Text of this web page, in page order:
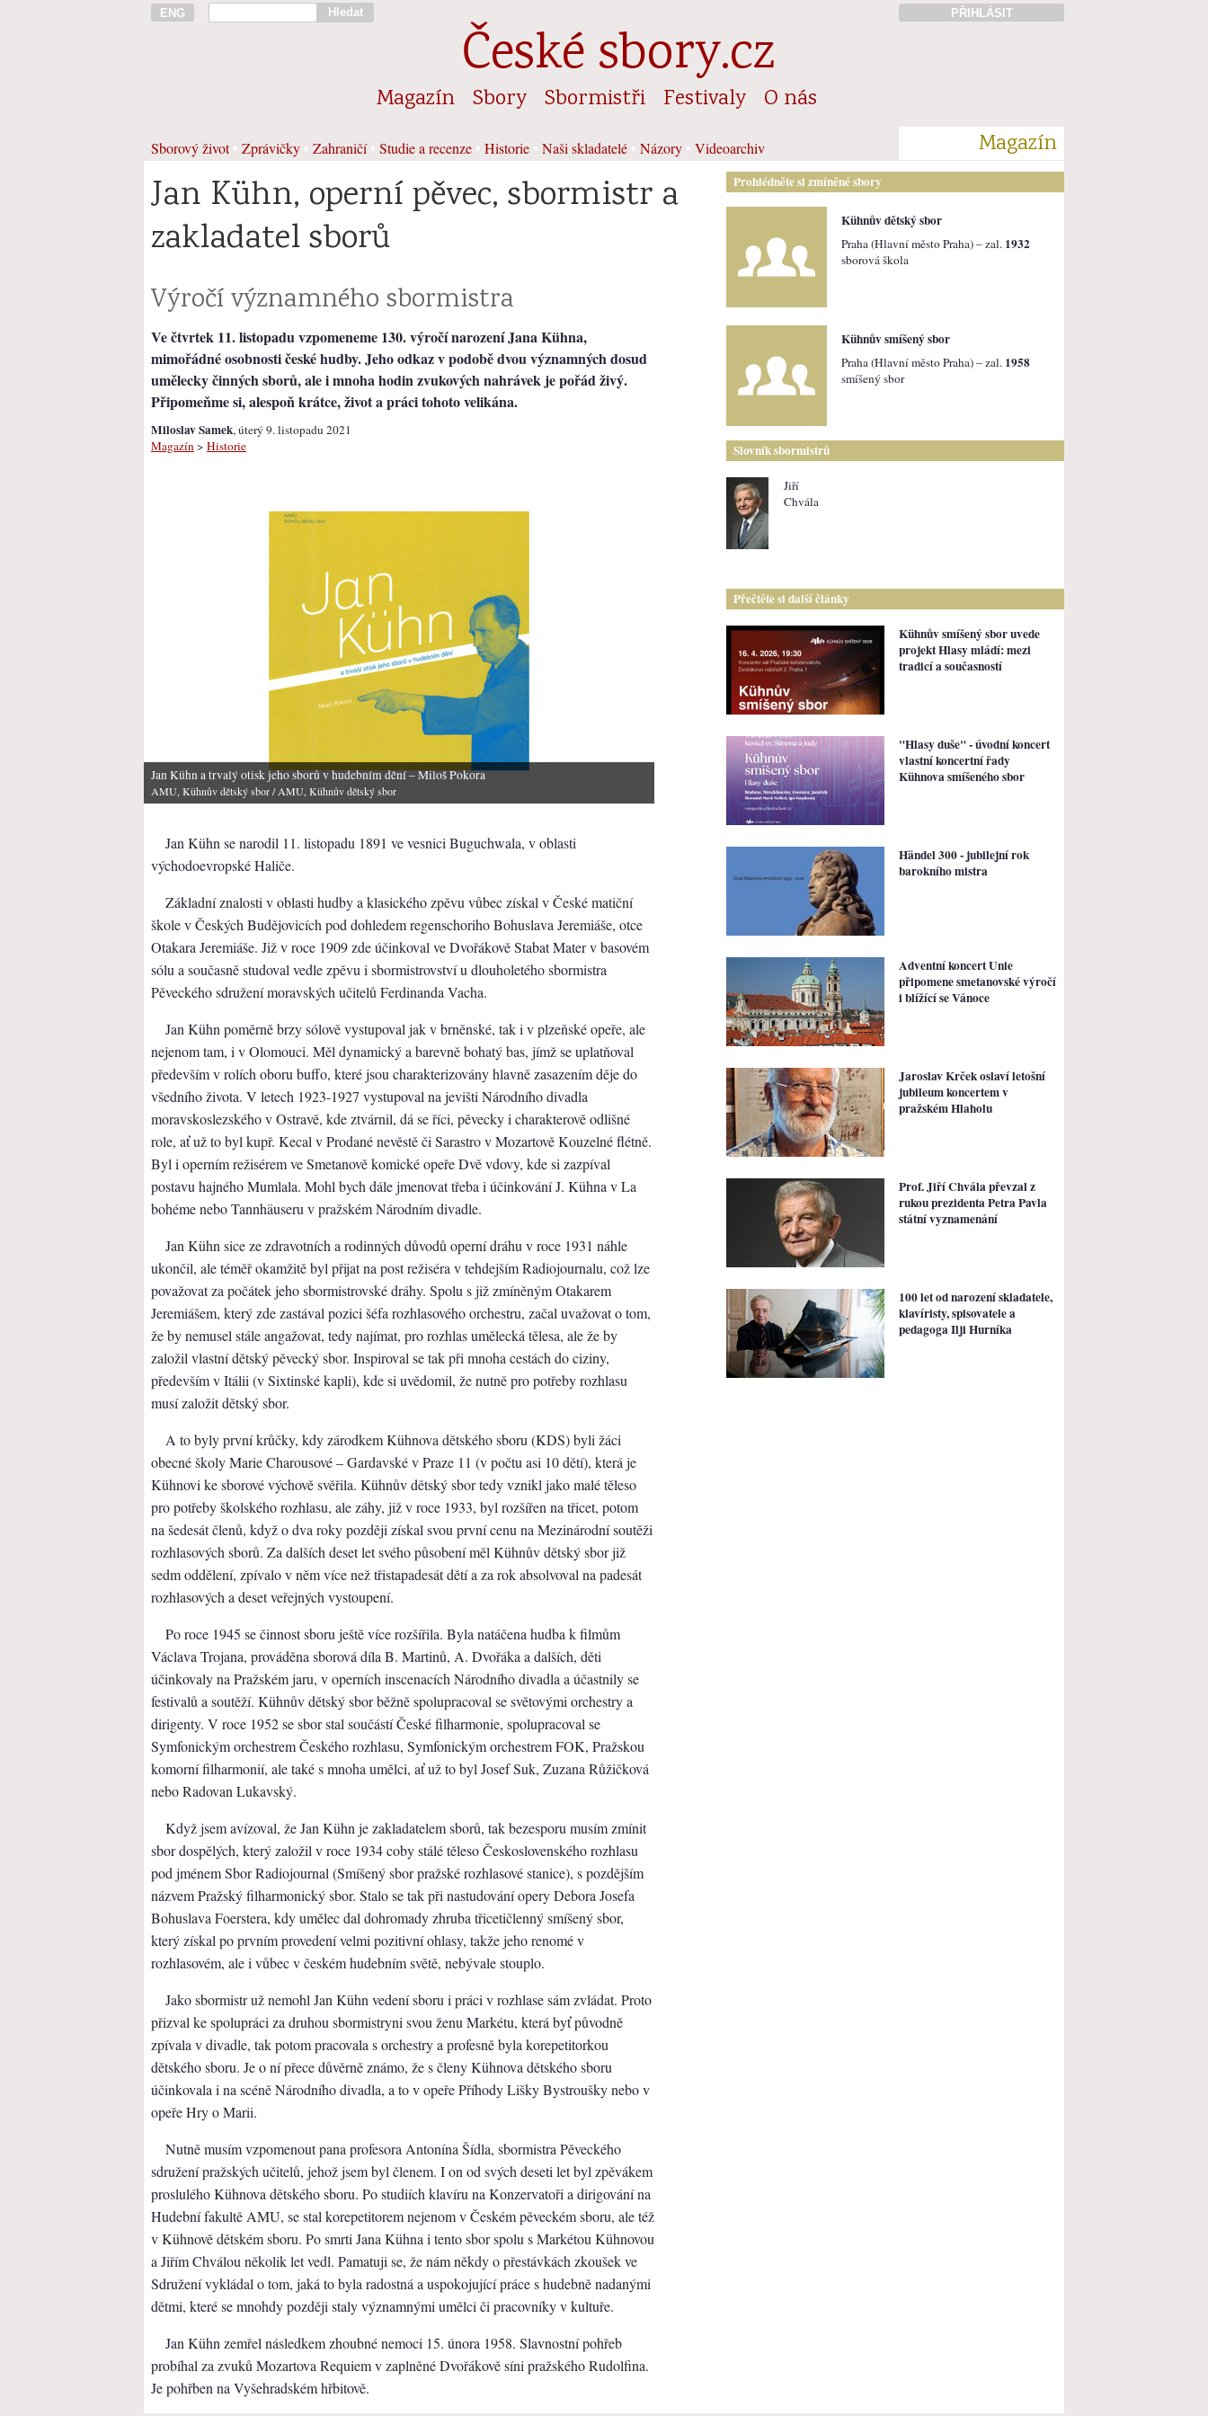
ENG Hledat PŘIHLÁSIT
České sbory.cz
Magazín Sbory Sbormistři Festivaly O nás
Sborový život• Zprávičky Zahraničí• Studie a recenze Historie Naši skladatelé Názory Videoarchiv Magazín
Jan Kühn, operní pěvec, sbormistr a
zakladatel sborů
Výročí významného sbormistra
Ve čtvrtek 11. listopadu vzpomeneme 130. výročí narození Jana Kühna,
mimořádné osobnosti české hudby. Jeho odkaz v podobě dvou významných dosud
umělecky činných sborů, ale i mnoha hodin zvukových nahrávek je pořád živý.
Připomeňme si, alespoň krátce, život a práci tohoto velikána.
Miloslav Samek, úterý 9. listopadu 2021
Magazín > Historie
Jan Kühn a trvalý otisk jeho sborů v hudebním dění – Miloš Pokora
AMU, Kühnův dětský sbor/ AMU, Kühnův dětský sbor
Jan Kühn se narodil 11. listopadu 1891 ve vesnici Buguchwala, v oblasti
východoevropské Haliče.
Základní znalosti v oblasti hudby a klasického zpěvu vůbec získal v České matiční
škole v Českých Budějovicích pod dohledem regenschoriho Bohuslava Jeremiáše, otce
Otakara Jeremiáše. Již v roce 1909 zde účinkoval ve Dvořákově Stabat Mater v basovém
sólu a současně studoval vedle zpěvu i sbormistrovství u dlouholetého sbormistra
Pěveckého sdružení moravských učitelů Ferdinanda Vacha.
Jan Kühn poměrně brzy sólově vystupoval jak v brněnské, tak i v plzeňské opeře, ale
nejenom tam, i v Olomouci. Měl dynamický a barevně bohatý bas, jímž se uplatňoval
především v rolích oboru buffo, které jsou charakterizovány hlavně zasazením děje do
všedního života. V letech 1923-1927 vystupoval na jevišti Národního divadla
moravskoslezského v Ostravě, kde ztvárnil, dá se říci, pěvecky i charakterově odlišné
role, ať už to byl kupř. Kecal v Prodané nevěstě či Sarastro v Mozartově Kouzelné flétně.
Byl i operním režisérem ve Smetanově komické opeře Dvě vdovy, kde si zazpíval
postavu hajného Mumlala. Mohl bych dále jmenovat třeba i účinkování J. Kühna v La
bohéme nebo Tannhäuseru v pražském Národním divadle.
Jan Kühn sice ze zdravotních a rodinných důvodů operní dráhu v roce 1931 náhle
ukončil, ale téměř okamžitě byl přijat na post režiséra v tehdejším Radiojournalu, což lze
považovat za počátek jeho sbormistrovské dráhy. Spolu s již zmíněným Otakarem
Jeremiášem, který zde zastával pozici šéfa rozhlasového orchestru, začal uvažovat o tom,
že by nemusel stále angažovat, tedy najímat, pro rozhlas umělecká tělesa, ale že by
založil vlastní dětský pěvecký sbor. Inspiroval se tak při mnoha cestách do ciziny,
především v Itálii (v Sixtinské kapli), kde si uvědomil, že nutně pro potřeby rozhlasu
musí založit dětský sbor.
A to byly první krůčky, kdy zárodkem Kühnova dětského sboru (KDS) byli žáci
obecné školy Marie Charousové – Gardavské v Praze 11 (v počtu asi 10 dětí), která je
Kühnovi ke sborové výchově svěřila. Kühnův dětský sbor tedy vznikl jako malé těleso
pro potřeby školského rozhlasu, ale záhy, již v roce 1933, byl rozšířen na třicet, potom
na šedesát členů, když o dva roky později získal svou první cenu na Mezinárodní soutěži
rozhlasových sborů. Za dalších deset let svého působení měl Kühnův dětský sbor již
sedm oddělení, zpívalo v něm více než třistapadesát dětí a za rok absolvoval na padesát
rozhlasových a deset veřejných vystoupení.
Po roce 1945 se činnost sboru ještě více rozšířila. Byla natáčena hudba k filmům
Václava Trojana, prováděna sborová díla B. Martinů, A. Dvořáka a dalších, děti
účinkovaly na Pražském jaru, v operních inscenacích Národního divadla a účastnily se
festivalů a soutěží. Kühnův dětský sbor běžně spolupracoval se světovými orchestry a
dirigenty. V roce 1952 se sbor stal součástí České filharmonie, spolupracoval se
Symfonickým orchestrem Českého rozhlasu, Symfonickým orchestrem FOK, Pražskou
komorní filharmonií, ale také s mnoha umělci, ať už to byl Josef Suk, Zuzana Růžičková
nebo Radovan Lukavský.
Když jsem avízoval, že Jan Kühn je zakladatelem sborů, tak bezesporu musím zmínit
sbor dospělých, který založil v roce 1934 coby stálé těleso Československého rozhlasu
pod jménem Sbor Radiojournal (Smíšený sbor pražské rozhlasové stanice), s pozdějším
názvem Pražský filharmonický sbor. Stalo se tak při nastudování opery Debora Josefa
Bohuslava Foerstera, kdy umělec dal dohromady zhruba třicetičlenný smíšený sbor,
který získal po prvním provedení velmi pozitivní ohlasy, takže jeho renomé v
rozhlasovém, ale i vůbec v českém hudebním světě, nebývale stouplo.
Jako sbormistr už nemohl Jan Kühn vedení sboru i práci v rozhlase sám zvládat. Proto
přizval ke spolupráci za druhou sbormistryni svou ženu Markétu, která byť původně
zpívala v divadle, tak potom pracovala s orchestry a profesně byla korepetitorkou
dětského sboru. Je o ní přece důvěrně známo, že s členy Kühnova dětského sboru
účinkovala i na scéně Národního divadla, a to v opeře Příhody Lišky Bystroušky nebo v
opeře Hry o Marii.
Nutně musím vzpomenout pana profesora Antonína Šídla, sbormistra Pěveckého
sdružení pražských učitelů, jehož jsem byl členem. I on od svých deseti let byl zpěvákem
proslulého Kühnova dětského sboru. Po studiích klavíru na Konzervatoři a dirigování na
Hudební fakultě AMU, se stal korepetitorem nejenom v Českém pěveckém sboru, ale též
v Kühnově dětském sboru. Po smrti Jana Kühna i tento sbor spolu s Markétou Kühnovou
a Jiřím Chválou několik let vedl. Pamatuji se, že nám někdy o přestávkách zkoušek ve
Sdružení vykládal o tom, jaká to byla radostná a uspokojující práce s hudebně nadanými
dětmi, které se mnohdy později staly významnými umělci či pracovníky v kultuře.
Jan Kühn zemřel následkem zhoubné nemoci 15. února 1958. Slavnostní pohřeb
probíhal za zvuků Mozartova Requiem v zaplněné Dvořákově síni pražského Rudolfina.
Je pohřben na Vyšehradském hřbitově.
Prohlédněte si zmíněné sbory
Kühnův dětský sbor
Praha (Hlavní město Praha) – zal. 1932
sborová škola
Kühnův smíšený sbor
Praha (Hlavní město Praha) – zal. 1958
smíšený sbor
Slovník sbormistrů
Jiří
Chvála
Přečtěte si další články
Kühnův smíšený sbor uvede
projekt Hlasy mládí: mezi
tradicí a současností
"Hlasy duše" - úvodní koncert
vlastní koncertní řady
Kühnova smíšeného sbor
Händel 300 - jubilejní rok
barokního mistra
Adventní koncert Unie
připomene smetanovské výročí
i blížící se Vánoce
Jaroslav Krček oslaví letošní
jubileum koncertem v
pražském Hlaholu
Prof. Jiří Chvála převzal z
rukou prezidenta Petra Pavla
státní vyznamenání
100 let od narození skladatele,
klavíristy, spisovatele a
pedagoga Ilji Hurníka